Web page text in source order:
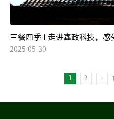
三餐四季 I 走进鑫政科技，感
2025-05-30
1 2